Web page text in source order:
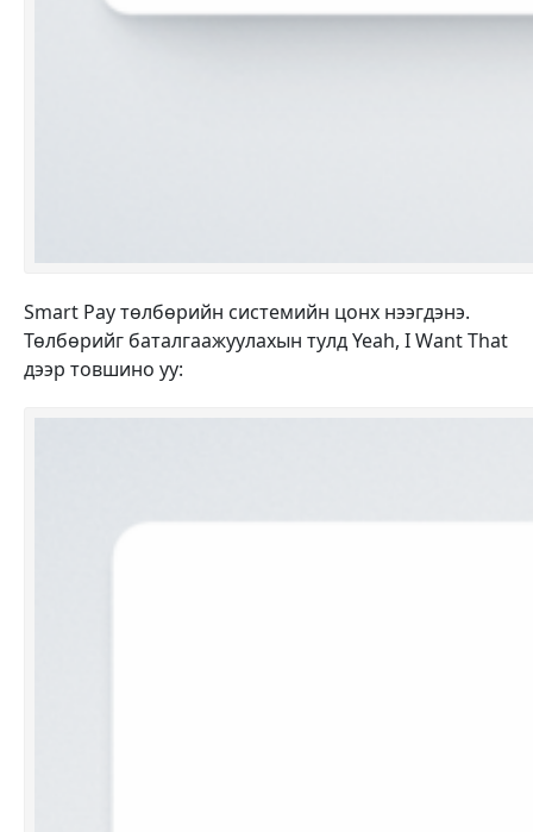
Smart Pay төлбөрийн системийн цонх нээгдэнэ.
Төлбөрийг баталгаажуулахын тулд Yeah, I Want That
дээр товшино уу: